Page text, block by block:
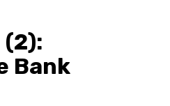
Bank